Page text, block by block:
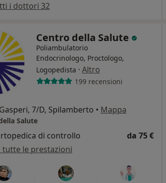
i dottori 32
Centro della Salute
Poliambulatorio
Endocrinologo, Proctologo,
Logopedista · Altro
199 recensioni
7/D, Spilamberto • Mappa
Salute
di controllo
da 75 €
tutte le prestazioni